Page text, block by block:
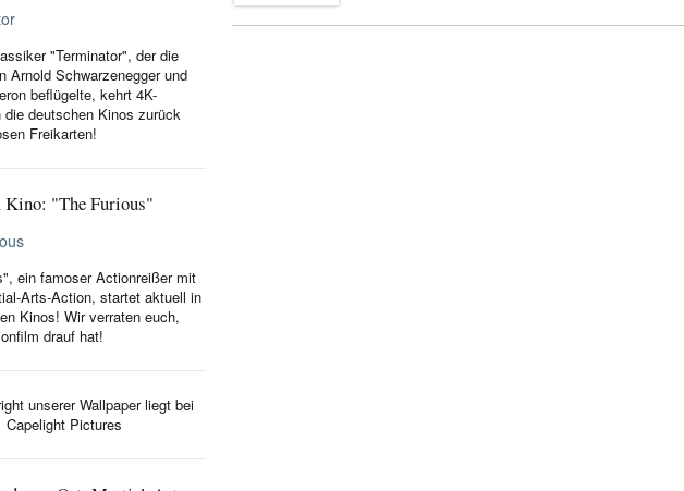
"Terminator", der die
Arnold Schwarzenegger und
beflügelte, kehrt 4K-
die deutschen Kinos zurück
Freikarten!
"The Furious"
ein famoser Actionreißer mit
Arts-Action, startet aktuell in
Kinos! Wir verraten euch,
drauf hat!
unserer Wallpaper liegt bei
Capelight Pictures